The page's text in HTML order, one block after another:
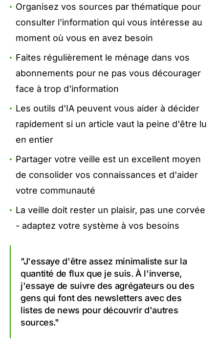
Organisez vos sources par thématique pour
consulter l'information qui vous intéresse au
moment où vous en avez besoin
Faites régulièrement le ménage dans vos
abonnements pour ne pas vous décourager
face à trop d'information
Les outils d'IA peuvent vous aider à décider
rapidement si un article vaut la peine d'être lu
en entier
Partager votre veille est un excellent moyen
de consolider vos connaissances et d'aider
votre communauté
La veille doit rester un plaisir, pas une corvée
- adaptez votre système à vos besoins
"J'essaye d'être assez minimaliste sur la
quantité de flux que je suis. À l'inverse,
j'essaye de suivre des agrégateurs ou des
gens qui font des newsletters avec des
listes de news pour découvrir d'autres
sources."